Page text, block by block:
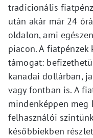
tradicionális
után akár már 24
oldalon, ami
piacon. A
támogat:
kanadai dollárban,
vagy fontban is. A
mindenképpen
felhasználói
későbbiekben